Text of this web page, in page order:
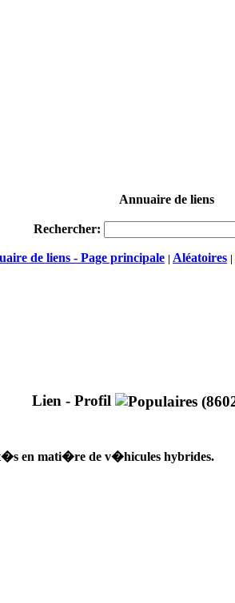
Annuaire de liens
Rechercher:
de liens - Page principale | Aléatoires |
Lien - Profil
en mati�re de v�hicules hybrides.